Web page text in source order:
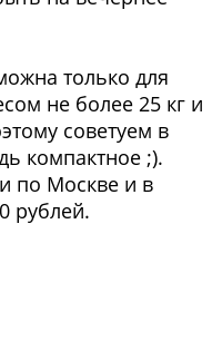
только для
не более 25 кг и
советуем в
компактное ;).
по Москве и в
рублей.